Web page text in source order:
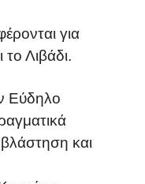
για
το Λιβάδι.
Εύδηλο
και